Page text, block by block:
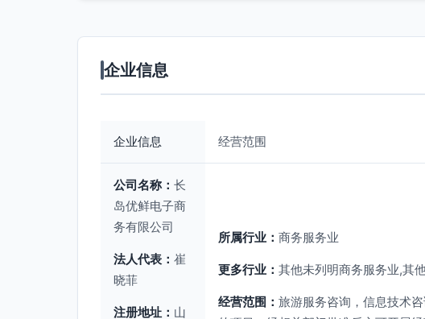
企业信息
企业信息 经营范围
公司名称： 长
岛优鲜电子商
务有限公司
法人代表： 崔
晓菲
注册地址： 山
所属行业： 商务服务业
更多行业： 其他未列明商务服务业,其
经营范围： 旅游服务咨询，信息技术